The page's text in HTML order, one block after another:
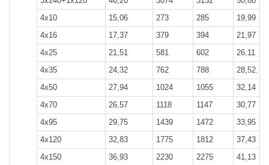
4x10
15,06 273 285
19,99
4x16
17,37 379 394
21,97
4x25
21,51 581 602
26,11
4x35
24,32 762 788
28,52.
4x50
27,94 1024 1055
32,14
4x70
26,57 1118 1147
30,77
4x95
29,75 1439 1472
33,95
4x120
32,83 1775 1812
37,43
4x150
36,93 2230 2275
41,13